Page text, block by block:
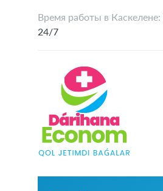
Время работы в Каскелене:
24/7